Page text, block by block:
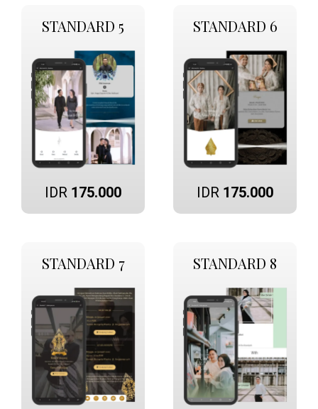
STANDARD 5
IDR 175.000
STANDARD 6
IDR 175.000
STANDARD 7 STANDARD 8